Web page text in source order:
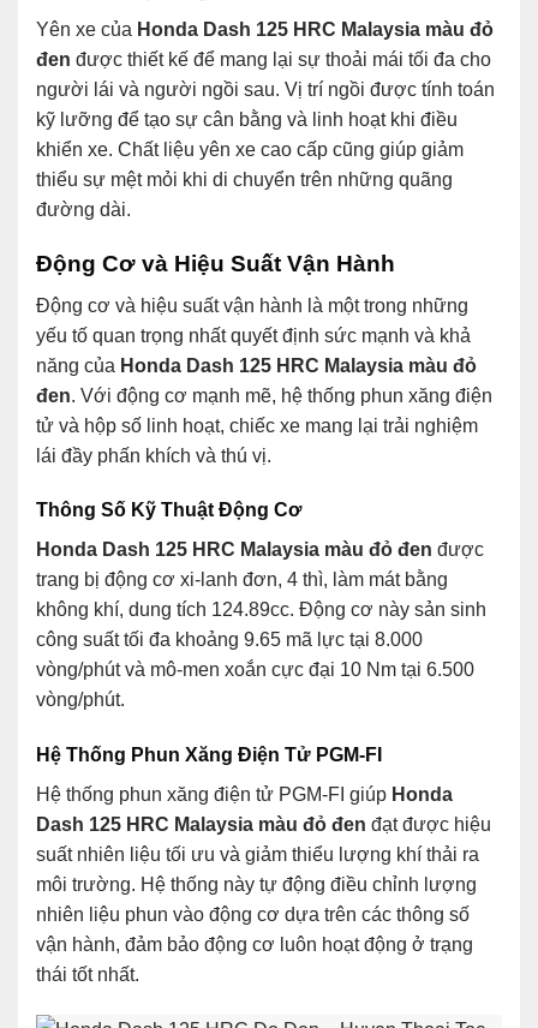
Yên xe của Honda Dash 125 HRC Malaysia màu đỏ
đen được thiết kế để mang lại sự thoải mái tối đa cho
người lái và người ngồi sau. Vị trí ngồi được tính toán
kỹ lưỡng để tạo sự cân bằng và linh hoạt khi điều
khiển xe. Chất liệu yên xe cao cấp cũng giúp giảm
thiểu sự mệt mỏi khi di chuyển trên những quãng
đường dài.
Động Cơ và Hiệu Suất Vận Hành
Động cơ và hiệu suất vận hành là một trong những
yếu tố quan trọng nhất quyết định sức mạnh và khả
năng của Honda Dash 125 HRC Malaysia màu đỏ
đen. Với động cơ mạnh mẽ, hệ thống phun xăng điện
tử và hộp số linh hoạt, chiếc xe mang lại trải nghiệm
lái đầy phấn khích và thú vị.
Thông Số Kỹ Thuật Động Cơ
Honda Dash 125 HRC Malaysia màu đỏ đen được
trang bị động cơ xi-lanh đơn, 4 thì, làm mát bằng
không khí, dung tích 124.89cc. Động cơ này sản sinh
công suất tối đa khoảng 9.65 mã lực tại 8.000
vòng/phút và mô-men xoắn cực đại 10 Nm tại 6.500
vòng/phút.
Hệ Thống Phun Xăng Điện Tử PGM-FI
Hệ thống phun xăng điện tử PGM-FI giúp Honda
Dash 125 HRC Malaysia màu đỏ đen đạt được hiệu
suất nhiên liệu tối ưu và giảm thiểu lượng khí thải ra
môi trường. Hệ thống này tự động điều chỉnh lượng
nhiên liệu phun vào động cơ dựa trên các thông số
vận hành, đảm bảo động cơ luôn hoạt động ở trạng
thái tốt nhất.